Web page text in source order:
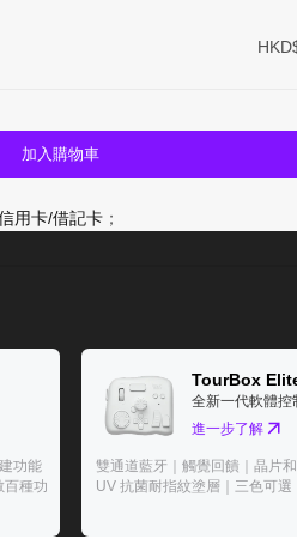
加入購物車
用卡/借記卡 ；
功能
百種功
TourBox
全新一代軟體控
進一步了解
雙通道藍牙｜觸覺回饋｜晶片
UV 抗菌耐指紋塗層｜三色可選